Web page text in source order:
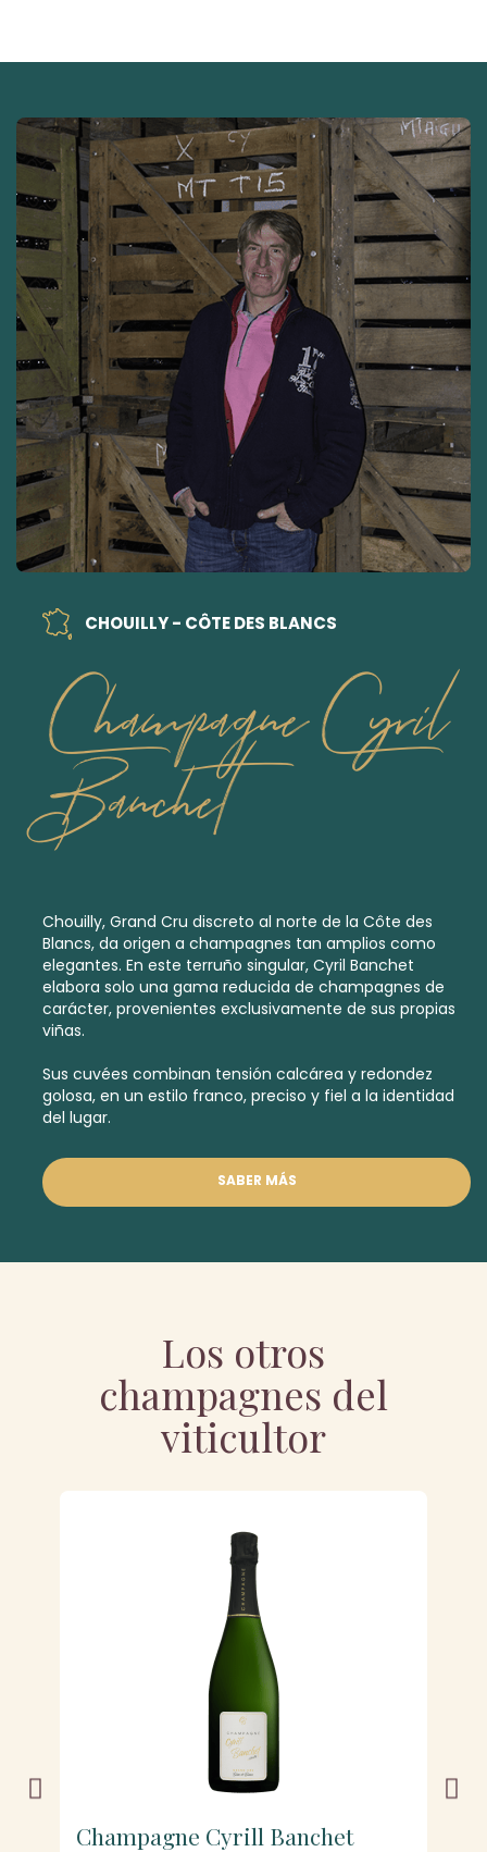
CHOUILLY - CÔTE DES BLANCS
Champagne Cyril
Banchet
Chouilly, Grand Cru discreto al norte de la Côte des
Blancs, da origen a champagnes tan amplios como
elegantes. En este terruño singular, Cyril Banchet
elabora solo una gama reducida de champagnes de
carácter, provenientes exclusivamente de sus propias
viñas.
Sus cuvées combinan tensión calcárea y redondez
golosa, en un estilo franco, preciso y fiel a la identidad
del lugar.
SABER MÁS
Los otros
champagnes del
viticultor
Champagne Cyrill Banchet